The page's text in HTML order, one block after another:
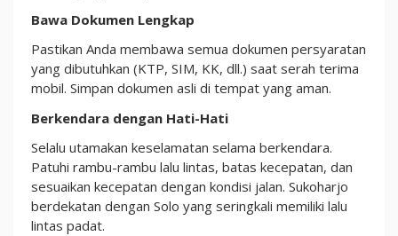
Bawa Dokumen Lengkap
Pastikan Anda membawa semua dokumen persyaratan
yang dibutuhkan (KTP, SIM, KK, dll.) saat serah terima
mobil. Simpan dokumen asli di tempat yang aman.
Berkendara dengan Hati-Hati
Selalu utamakan keselamatan selama berkendara.
Patuhi rambu-rambu lalu lintas, batas kecepatan, dan
sesuaikan kecepatan dengan kondisi jalan. Sukoharjo
berdekatan dengan Solo yang seringkali memiliki lalu
lintas padat.